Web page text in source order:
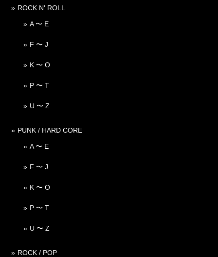
ROCK N' ROLL
A 〜 E
F 〜 J
K 〜 O
P 〜 T
U 〜 Z
PUNK / HARD CORE
A 〜 E
F 〜 J
K 〜 O
P 〜 T
U 〜 Z
ROCK / POP